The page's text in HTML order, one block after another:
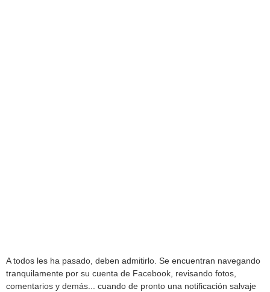
A todos les ha pasado, deben admitirlo. Se encuentran navegando
tranquilamente por su cuenta de Facebook, revisando fotos,
comentarios y demás... cuando de pronto una notificación salvaje